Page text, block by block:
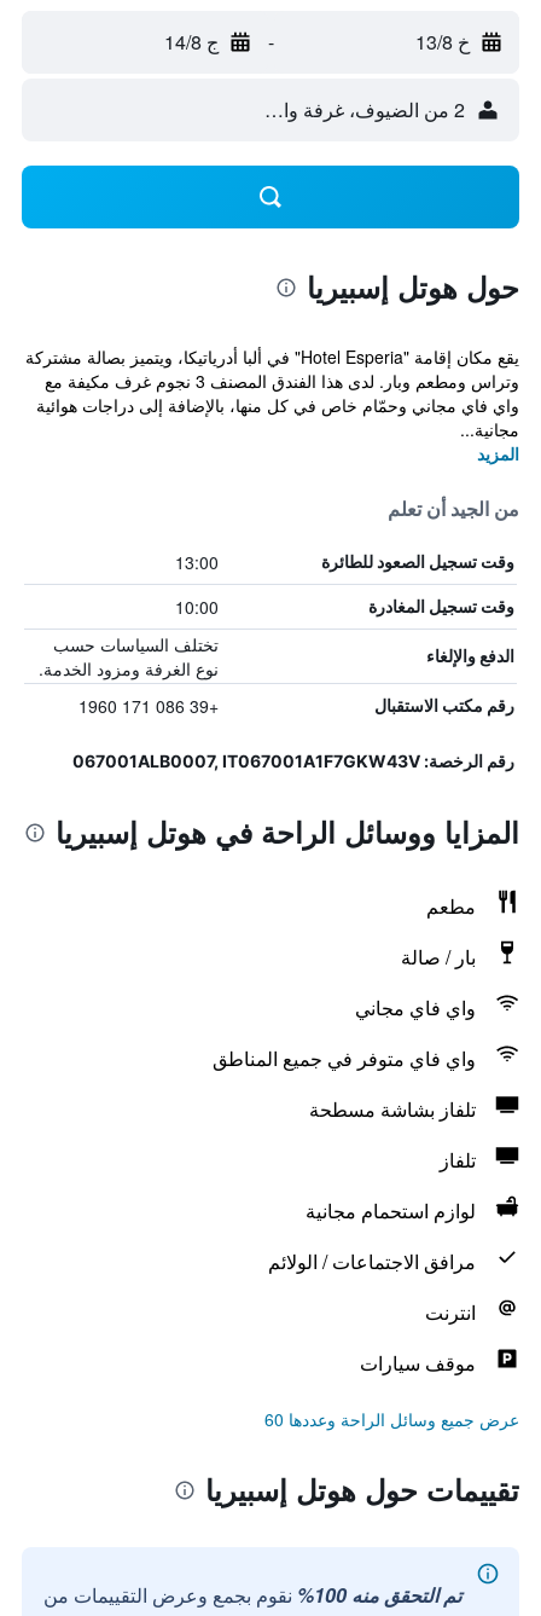
خ 13/8 - ج 14/8
2 من الضيوف، غرفة واحدة
حول هوتل إسبيريا
يقع مكان إقامة "Hotel Esperia" في ألبا أدرياتيكا، ويتميز بصالة مشتركة
وتراس ومطعم وبار. لدى هذا الفندق المصنف 3 نجوم غرف مكيفة مع
واي فاي مجاني وحمّام خاص في كل منها، بالإضافة إلى دراجات هوائية
مجانية...
المزيد
من الجيد أن تعلم
وقت تسجيل الصعود للطائرة 13:00
وقت تسجيل المغادرة 10:00
الدفع والإلغاء
تختلف السياسات حسب
نوع الغرفة ومزود الخدمة.
رقم مكتب الاستقبال +39 086 171 1960
رقم الرخصة: 067001ALB0007, IT067001A1F7GKW43V
المزايا ووسائل الراحة في هوتل إسبيريا
مطعم
بار / صالة
واي فاي مجاني
واي فاي متوفر في جميع المناطق
تلفاز بشاشة مسطحة
تلفاز
لوازم استحمام مجانية
مرافق الاجتماعات / الولائم
انترنت
موقف سيارات
عرض جميع وسائل الراحة وعددها 60
تقييمات حول هوتل إسبيريا
تم التحقق منه 100%
نقوم بجمع وعرض التقييمات من